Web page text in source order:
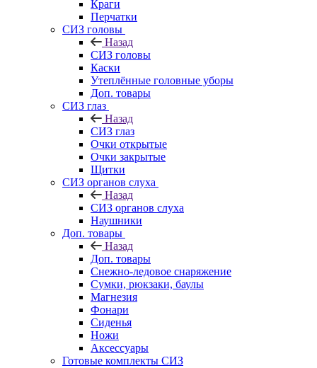
Краги
Перчатки
СИЗ головы
Назад
СИЗ головы
Каски
Утеплённые головные уборы
Доп. товары
СИЗ глаз
Назад
СИЗ глаз
Очки открытые
Очки закрытые
Щитки
СИЗ органов слуха
Назад
СИЗ органов слуха
Наушники
Доп. товары
Назад
Доп. товары
Снежно-ледовое снаряжение
Сумки, рюкзаки, баулы
Магнезия
Фонари
Сиденья
Ножи
Аксессуары
Готовые комплекты СИЗ